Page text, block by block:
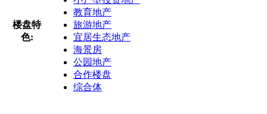
楼盘特
色:
教育地产
旅游地产
宜居生态地产
海景房
公园地产
合作楼盘
综合体